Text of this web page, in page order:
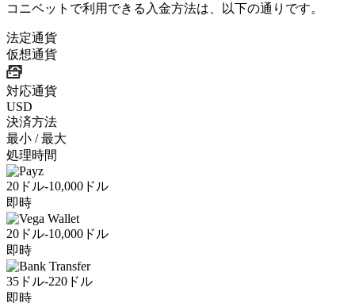
コニベットで利用できる入金方法は、以下の通りです。
法定通貨
仮想通貨
対応通貨
USD
決済方法
最小 / 最大
処理時間
20ドル-10,000ドル
即時
20ドル-10,000ドル
即時
35ドル-220ドル
即時